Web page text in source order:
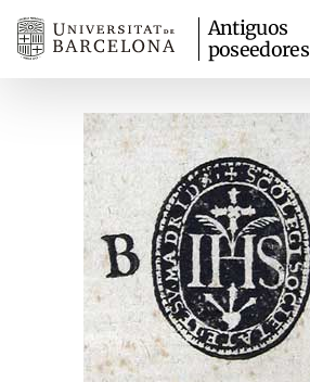
Antiguos
poseedores